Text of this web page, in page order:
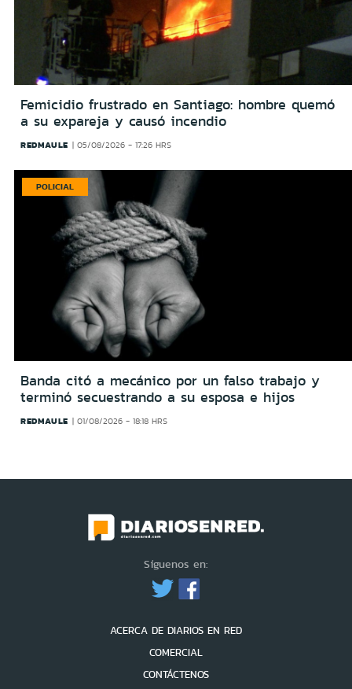
Femicidio frustrado en Santiago: hombre quemó
a su expareja y causó incendio
REDMAULE 05/08/2026 - 17:26 HRS
POLICIAL
Banda citó a mecánico por un falso trabajo y
terminó secuestrando a su esposa e hijos
REDMAULE 01/08/2026 - 18:18 HRS
Síguenos en:
ACERCA DE DIARIOS EN RED
COMERCIAL
CONTÁCTENOS